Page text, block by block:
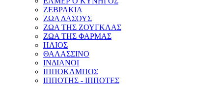
ΖΕΒΡΑΚΙΑ
ΖΩΑ ΔΑΣΟΥΣ
ΖΩΑ ΤΗΣ ΖΟΥΓΚΛΑΣ
ΖΩΑ ΤΗΣ ΦΑΡΜΑΣ
ΗΛΙΟΣ
ΘΑΛΑΣΣΙΝΟ
ΙΝΔΙΑΝΟΙ
ΙΠΠΟΚΑΜΠΟΣ
ΙΠΠΟΤΗΣ - ΙΠΠΟΤΕΣ